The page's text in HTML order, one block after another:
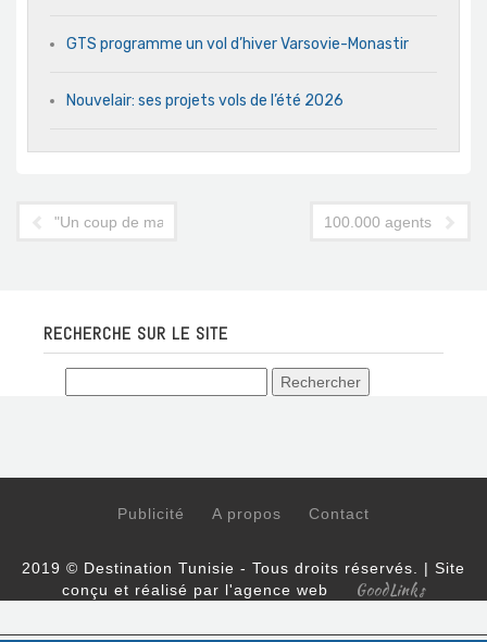
GTS programme un vol d’hiver Varsovie-Monastir
Nouvelair: ses projets vols de l’été 2026
"Un coup de massue pour les musées" 100.000 agents pour
RECHERCHE SUR LE SITE
Publicité A propos Contact
2019 © Destination Tunisie - Tous droits réservés. | Site
conçu et réalisé par l'agence web
GoodLinks